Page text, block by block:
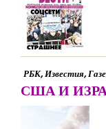
РБК, Известия,
США И